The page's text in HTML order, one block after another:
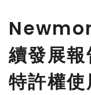
續發展
特許權